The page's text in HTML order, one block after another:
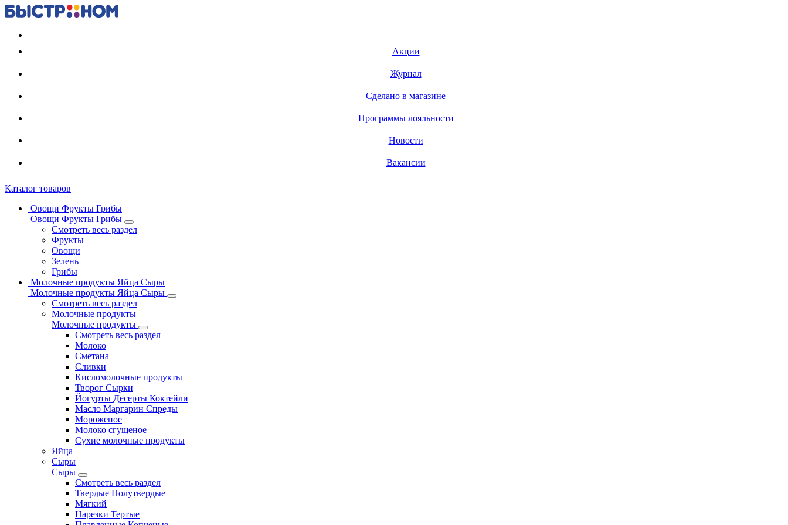
Акции
Журнал
Сделано в магазине
Программы лояльности
Новости
Вакансии
Каталог товаров
Овощи Фрукты Грибы
Овощи Фрукты Грибы
Смотреть весь раздел
Фрукты
Овощи
Зелень
Грибы
Молочные продукты Яйца Сыры
Молочные продукты Яйца Сыры
Смотреть весь раздел
Молочные продукты
Молочные продукты
Смотреть весь раздел
Молоко
Сметана
Сливки
Кисломолочные продукты
Творог Сырки
Йогурты Десерты Коктейли
Масло Маргарин Спреды
Мороженое
Молоко сгущеное
Сухие молочные продукты
Яйца
Сыры
Сыры
Смотреть весь раздел
Твердые Полутвердые
Мягкий
Нарезки Тертые